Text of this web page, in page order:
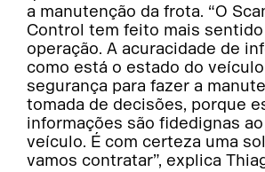
a manutenção da frota. “O
Control tem feito mais sentido
operação. A acuracidade de
como está o estado do
segurança para fazer a
tomada de decisões, porque
informações são fidedignas
veículo. É com certeza uma
vamos contratar”, explica